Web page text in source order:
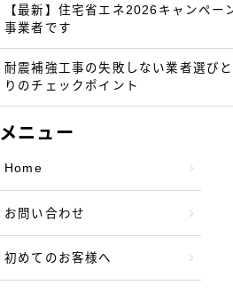
【最新】住宅省エネ2026キャンペー
事業者です
耐震補強工事の失敗しない業者選び
りのチェックポイント
メニュー
Home
お問い合わせ
初めてのお客様へ